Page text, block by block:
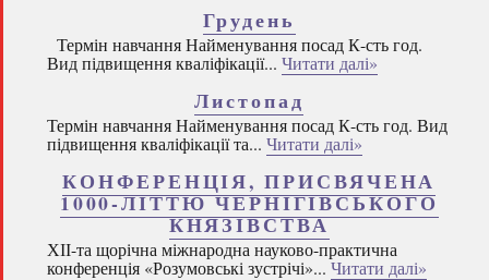
Грудень
Термін навчання Найменування посад К-сть год.
Вид підвищення кваліфікації... Читати далі»
Листопад
Термін навчання Найменування посад К-сть год. Вид
підвищення кваліфікації та... Читати далі»
КОНФЕРЕНЦІЯ, ПРИСВЯЧЕНА
1000-ЛІТТЮ ЧЕРНІГІВСЬКОГО
КНЯЗІВСТВА
ХІІ-та щорічна міжнародна науково-практична
конференція «Розумовські зустрічі»... Читати далі»